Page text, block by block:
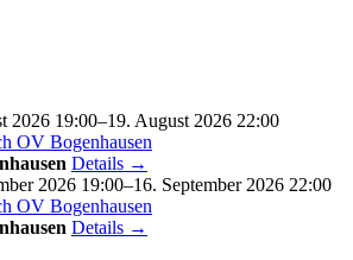
2026 19:00–19. August 2026 22:00
OV Bogenhausen
Details →
2026 19:00–16. September 2026 22:00
OV Bogenhausen
Details →